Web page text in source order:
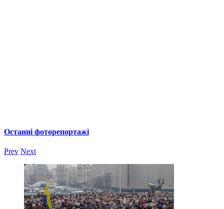
Останні фоторепортажі
Prev Next